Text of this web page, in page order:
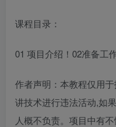
课程目录：
01 项目介绍！02准备工
作者声明：本教程仅用
讲技术进行违法活动,如
人概不负责。项目中有